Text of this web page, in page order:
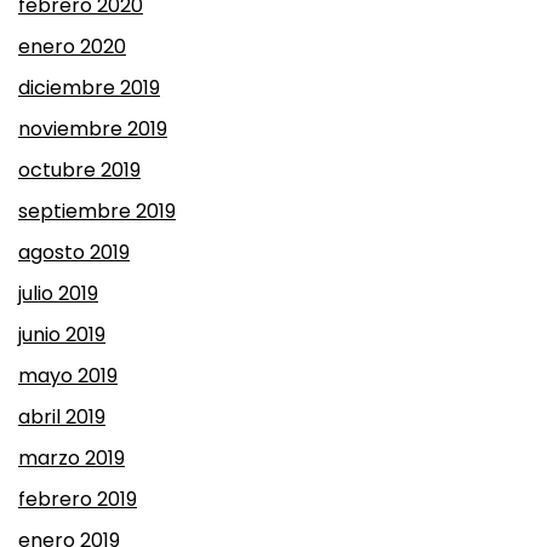
febrero 2020
enero 2020
diciembre 2019
noviembre 2019
octubre 2019
septiembre 2019
agosto 2019
julio 2019
junio 2019
mayo 2019
abril 2019
marzo 2019
febrero 2019
enero 2019